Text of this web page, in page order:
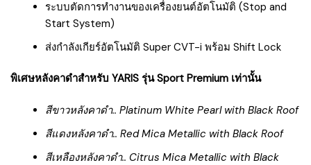
ระบบตัดการทำงานของเครื่องยนต์อัตโนมัติ (Stop and
Start System)
ส่งกำลังเกียร์อัตโนมัติ Super CVT-i พร้อม Shift Lock
พิเศษหลังคาดำสำหรับ YARIS รุ่น Sport Premium เท่านั้น
สีขาวหลังคาดำ.. Platinum White Pearl with Black Roof
สีแดงหลังคาดำ.. Red Mica Metallic with Black Roof
สีเหลืองหลังคาดำ.. Citrus Mica Metallic with Black